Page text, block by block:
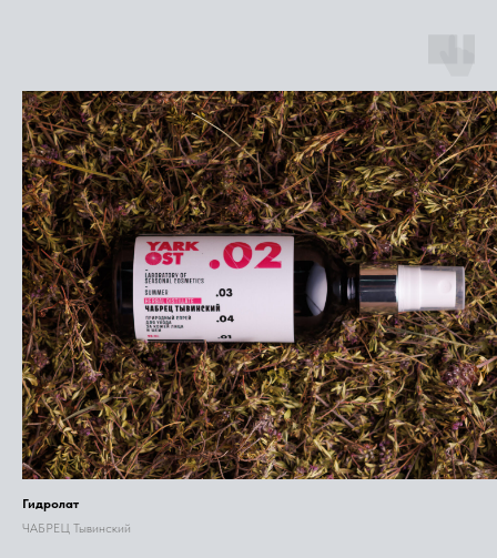
Гидролат
ЧАБРЕЦ Тывинский